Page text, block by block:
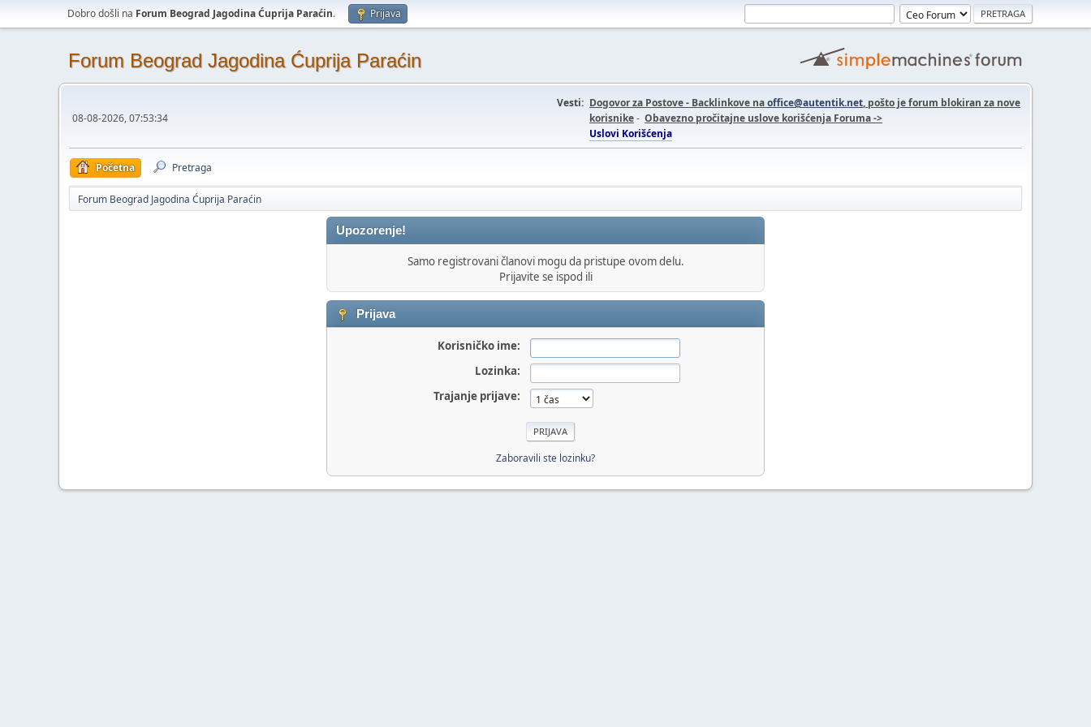
Dobro došli na Forum Beograd Jagodina Ćuprija Paraćin. Prijava
Forum Beograd Jagodina Ćuprija Paraćin
08-08-2026, 07:53:34
Vesti: Dogovor za Postove - Backlinkove naoffice@autentik.net, pošto je forum blokiran za nove
korisnike- Obavezno pročitajne uslove korišćenja Foruma ->
Uslovi Korišćenja
Početna Pretraga
Forum Beograd Jagodina Ćuprija Paraćin
Upozorenje!
Samo registrovani članovi mogu da pristupe ovom delu.
Prijavite se ispod ili
Prijava
Korisničko ime:
Lozinka:
Trajanje prijave:
Zaboravili ste lozinku?